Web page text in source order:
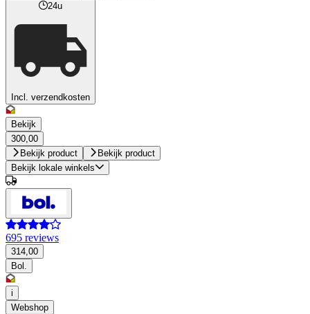
24u
Incl. verzendkosten
Bekijk
300,00
Bekijk product
Bekijk product
Bekijk lokale winkels
695 reviews
314,00
Bol.
i
Webshop